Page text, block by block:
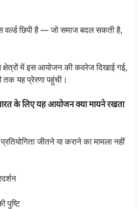
छिपी है — जो समाज बदल सकती है,
में इस आयोजन की कवरेज दिखाई गई,
यह प्रेरणा पहुंची।
के लिए यह आयोजन क्या मायने रखता
जीतने या कराने का मामला नहीं
पुष्टि